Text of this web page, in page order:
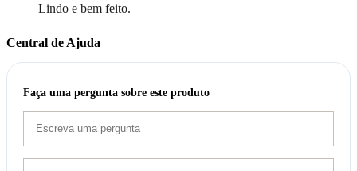
Lindo e bem feito.
Central de Ajuda
Faça uma pergunta sobre este produto